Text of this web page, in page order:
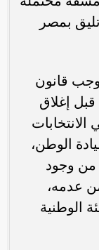
بمصر
قانون
مصري بلغ 18 عاما قبل إغلاق
لقيادة الوطن،
من وجود
عدمه،
الوطنية